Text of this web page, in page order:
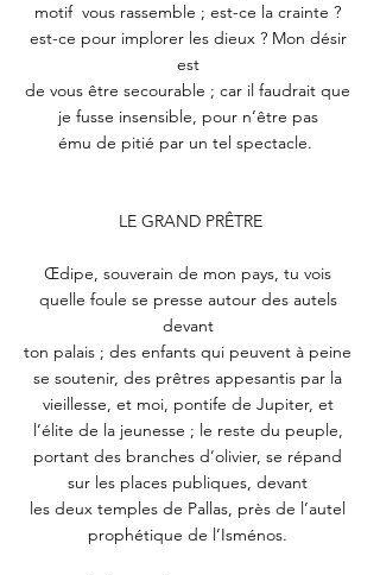
motif  vous rassemble ; est-ce la crainte ?
est-ce pour implorer les dieux ? Mon désir
est
de vous être secourable ; car il faudrait que
je fusse insensible, pour n’être pas
ému de pitié par un tel spectacle.
LE GRAND PRÊTRE
Œdipe, souverain de mon pays, tu vois
quelle foule se presse autour des autels
devant
ton palais ; des enfants qui peuvent à peine
se soutenir, des prêtres appesantis par la
vieillesse, et moi, pontife de Jupiter, et
l’élite de la jeunesse ; le reste du peuple,
portant des branches d’olivier, se répand
sur les places publiques, devant
les deux temples de Pallas, près de l’autel
prophétique de l’Isménos.